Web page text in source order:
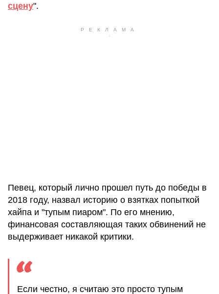
сцену".
Певец, который лично прошел путь до победы в
2018 году, назвал историю о взятках попыткой
хайпа и "тупым пиаром". По его мнению,
финансовая составляющая таких обвинений не
выдерживает никакой критики.
Если честно, я считаю это просто тупым